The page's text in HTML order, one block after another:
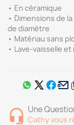
• En céramique
• Dimensions de
de diamètre
• Matériau sans
• Lave-vaisselle
Une
Cathy vous